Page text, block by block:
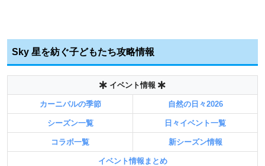
Sky 星を紡ぐ子どもたち攻略情報
イベント情報
カーニバルの季節 自然の日々2026
シーズン一覧 日々イベント一覧
コラボ一覧 新シーズン情報
イベント情報まとめ